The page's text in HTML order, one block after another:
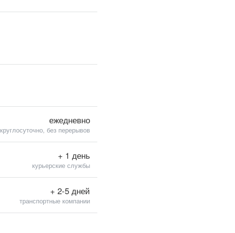
ежедневно
круглосуточно, без перерывов
+ 1 день
курьерские службы
+ 2-5 дней
транспортные компании